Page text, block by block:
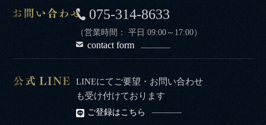
075-314-8633
（営業時間： 平日 09:00～17:00）
contact form
LINEにてご要望・お問い合わせ
も受け付けております
ご登録はこちら